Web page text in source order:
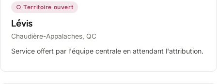
○ Territoire ouvert
Lévis
Chaudière-Appalaches, QC
Service offert par l'équipe centrale en attendant l'attribution.